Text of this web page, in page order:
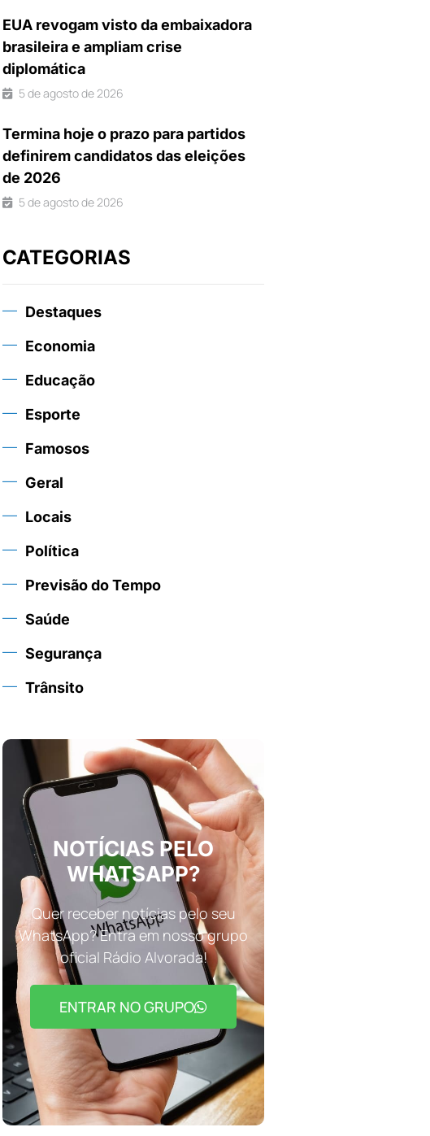
EUA revogam visto da embaixadora
brasileira e ampliam crise
diplomática
5 de agosto de 2026
Termina hoje o prazo para partidos
definirem candidatos das eleições
de 2026
5 de agosto de 2026
CATEGORIAS
Destaques
Economia
Educação
Esporte
Famosos
Geral
Locais
Política
Previsão do Tempo
Saúde
Segurança
Trânsito
NOTÍCIAS PELO
WHATSAPP?
Quer receber notícias pelo seu
WhatsApp? Entra em nosso grupo
oficial Rádio Alvorada!
ENTRAR NO GRUPO